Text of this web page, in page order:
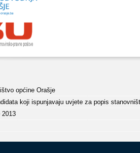
općine Orašje
koji ispunjavaju uvjete za popis
2013